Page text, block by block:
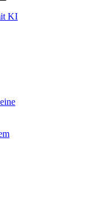
KI